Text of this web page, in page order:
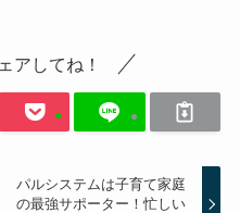
アしてね！
パルシステムは子育て家庭
の最強サポーター！忙しい